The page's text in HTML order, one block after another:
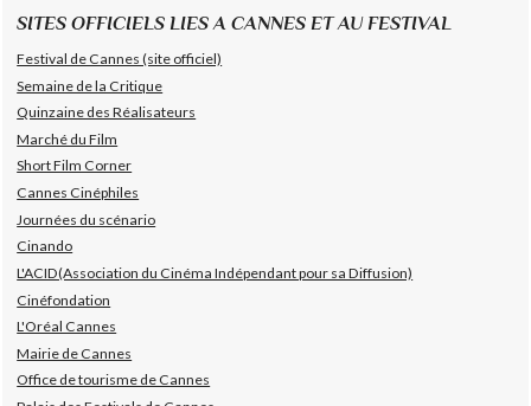
SITES OFFICIELS LIES A CANNES ET AU FESTIVAL
Festival de Cannes (site officiel)
Semaine de la Critique
Quinzaine des Réalisateurs
Marché du Film
Short Film Corner
Cannes Cinéphiles
Journées du scénario
Cinando
L'ACID(Association du Cinéma Indépendant pour sa Diffusion)
Cinéfondation
L'Oréal Cannes
Mairie de Cannes
Office de tourisme de Cannes